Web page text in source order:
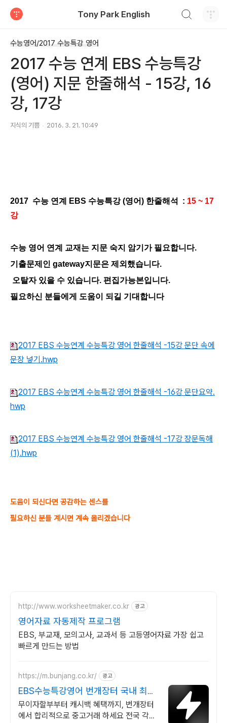
Tony Park English
수능영어/2017 수능특강 영어
2017 수능 연계 EBS 수능특강
(영어) 지문 한줄해석 - 15강, 16
강, 17강
지식의 기쁨 2016. 3. 21. 10:49
2017 수능 연계 EBS 수능특강 (영어) 한줄해석 : 15 ~ 17
강
수능 영어 연계 교재는 지문 숙지 암기가 필요합니다.
기출문제인 gateway지문은 제외했습니다.
오탈자 있을 수 있습니다. 편집가능본입니다.
필요하신 분들에게 도움이 되길 기대합니다
2017 EBS 수능연계 수능특강 영어 한줄해석 -15강 문단 속에
문장 넣기.hwp
2017 EBS 수능연계 수능특강 영어 한줄해석 -16강 문단요약.
hwp
2017 EBS 수능연계 수능특강 영어 한줄해석 -17강 장문독해
(1).hwp
도움이 되신다면 공감하는 센스를
필요하신 분들 계시면 계속 올리겠습니다
http://www.worksheetmaker.co.kr 광고
영어자료 자동제작 프로그램
EBS, 부교재, 모의고사, 교과서 등 고등영어자료 가장 쉽고
빠르게 만드는 방법
https://m.bunjang.co.kr/ 광고
EBS수능특강영어 번개장터 국내 최대
브랜드 중고거래
무이자할부부터 캐시백 혜택까지, 번개장터
에서 합리적으로 중고거래 하세요 전국 각지